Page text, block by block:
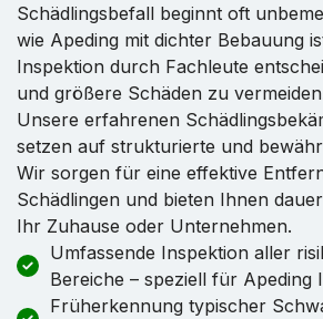
Schädlingsbefall beginnt oft
wie Apeding mit dichter Bebauung
Inspektion durch Fachleute
und größere Schäden zu
Unsere erfahrenen
setzen auf strukturierte und
Wir sorgen für eine effektive
Schädlingen und bieten Ihnen
Ihr Zuhause oder Unternehmen.
Umfassende Inspektion aller
Bereiche – speziell für Apeding
Früherkennung typischer